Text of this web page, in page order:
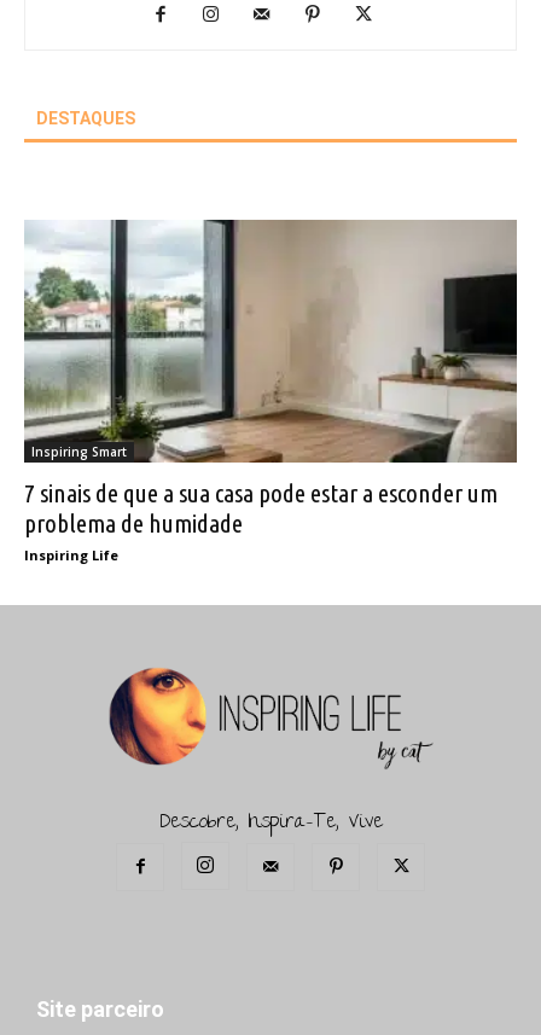
DESTAQUES
Inspiring Smart
7 sinais de que a sua casa pode estar a esconder um
problema de humidade
Inspiring Life
Descobre, Inspira-Te, Vive
Site parceiro